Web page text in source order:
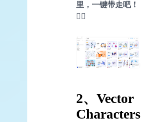
里，一键带走吧！
👇🏻
2、Vector
Characters